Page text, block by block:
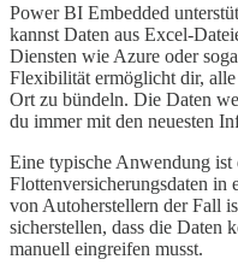
Power BI Embedded
kannst Daten aus Excel-
Diensten wie Azure oder
Flexibilität ermöglicht dir,
Ort zu bündeln. Die Daten
du immer mit den neuesten
Eine typische Anwendung ist
Flottenversicherungsdaten in
von Autoherstellern der Fall
sicherstellen, dass die Daten
manuell eingreifen musst.